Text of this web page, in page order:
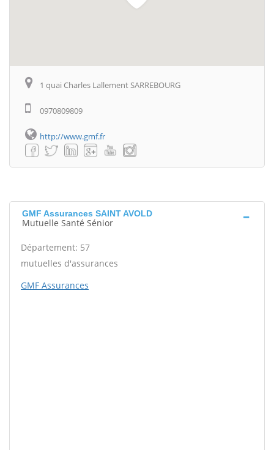
1 quai Charles Lallement SARREBOURG
0970809809
http://www.gmf.fr
GMF Assurances SAINT AVOLD
Mutuelle Santé Sénior
Département: 57
mutuelles d'assurances
GMF Assurances